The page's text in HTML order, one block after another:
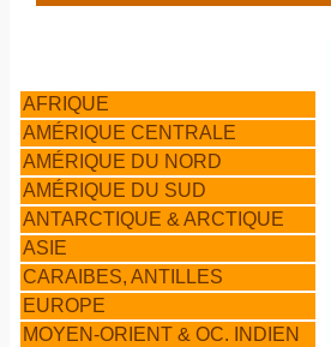
AFRIQUE
AMÉRIQUE CENTRALE
AMÉRIQUE DU NORD
AMÉRIQUE DU SUD
ANTARCTIQUE & ARCTIQUE
ASIE
CARAIBES, ANTILLES
EUROPE
MOYEN-ORIENT & OC. INDIEN